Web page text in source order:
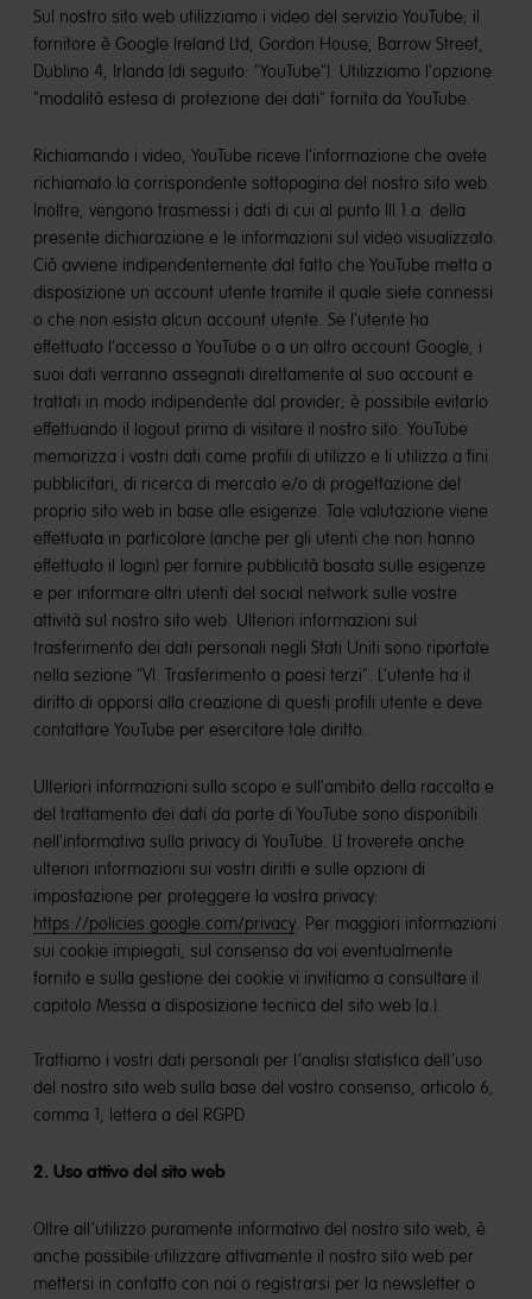
Sul nostro sito web utilizziamo i video del servizio YouTube; il
fornitore è Google Ireland Ltd, Gordon House, Barrow Street,
Dublino 4, Irlanda (di seguito: "YouTube"). Utilizziamo l'opzione
"modalità estesa di protezione dei dati" fornita da YouTube.
Richiamando i video, YouTube riceve l'informazione che avete
richiamato la corrispondente sottopagina del nostro sito web.
Inoltre, vengono trasmessi i dati di cui al punto III.1.a. della
presente dichiarazione e le informazioni sul video visualizzato.
Ciò avviene indipendentemente dal fatto che YouTube metta a
disposizione un account utente tramite il quale siete connessi
o che non esista alcun account utente. Se l'utente ha
effettuato l'accesso a YouTube o a un altro account Google, i
suoi dati verranno assegnati direttamente al suo account e
trattati in modo indipendente dal provider; è possibile evitarlo
effettuando il logout prima di visitare il nostro sito. YouTube
memorizza i vostri dati come profili di utilizzo e li utilizza a fini
pubblicitari, di ricerca di mercato e/o di progettazione del
proprio sito web in base alle esigenze. Tale valutazione viene
effettuata in particolare (anche per gli utenti che non hanno
effettuato il login) per fornire pubblicità basata sulle esigenze
e per informare altri utenti del social network sulle vostre
attività sul nostro sito web. Ulteriori informazioni sul
trasferimento dei dati personali negli Stati Uniti sono riportate
nella sezione "VI. Trasferimento a paesi terzi". L'utente ha il
diritto di opporsi alla creazione di questi profili utente e deve
contattare YouTube per esercitare tale diritto.
Ulteriori informazioni sullo scopo e sull'ambito della raccolta e
del trattamento dei dati da parte di YouTube sono disponibili
nell'informativa sulla privacy di YouTube. Lì troverete anche
ulteriori informazioni sui vostri diritti e sulle opzioni di
impostazione per proteggere la vostra privacy:
https://policies.google.com/privacy. Per maggiori informazioni
sui cookie impiegati, sul consenso da voi eventualmente
fornito e sulla gestione dei cookie vi invitiamo a consultare il
capitolo Messa a disposizione tecnica del sito web (a.).
Trattiamo i vostri dati personali per l’analisi statistica dell’uso
del nostro sito web sulla base del vostro consenso, articolo 6,
comma 1, lettera a del RGPD.
2. Uso attivo del sito web
Oltre all’utilizzo puramente informativo del nostro sito web, è
anche possibile utilizzare attivamente il nostro sito web per
mettersi in contatto con noi o registrarsi per la newsletter o